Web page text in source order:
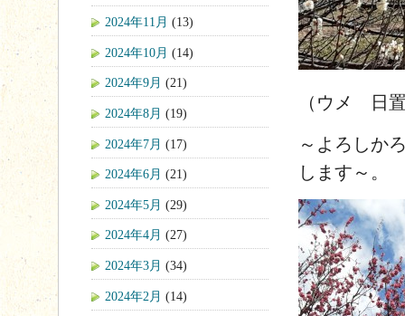
（ウメ 日
～よろしか
します～。
2024年11月 (13)
2024年10月 (14)
2024年9月 (21)
2024年8月 (19)
2024年7月 (17)
2024年6月 (21)
2024年5月 (29)
2024年4月 (27)
2024年3月 (34)
2024年2月 (14)